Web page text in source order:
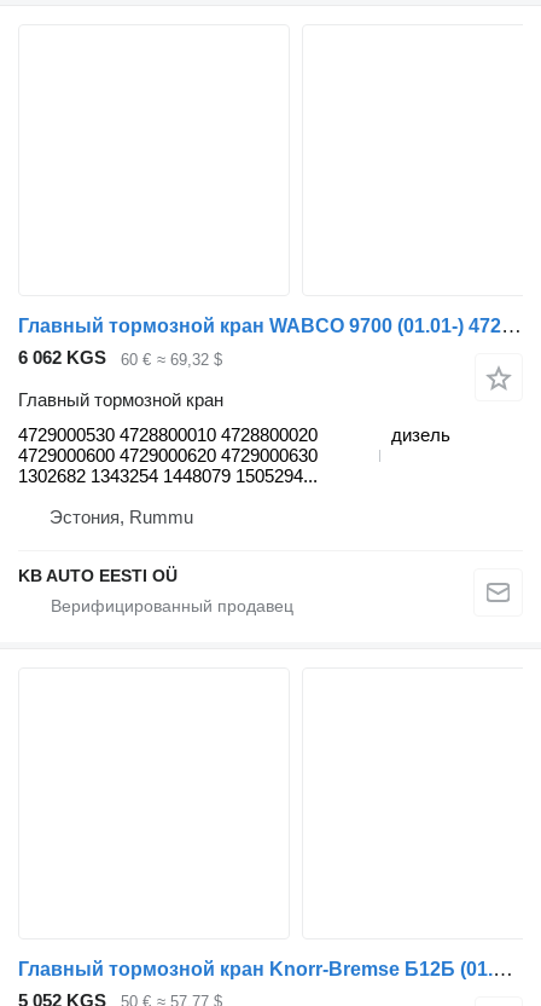
Главный тормозной кран WABCO 9700 (01.01-) 4729000530 для автобуса Volvo 7700-9900 bus (1999-)
6 062 KGS 60 € ≈ 69,32 $
Главный тормозной кран
4729000530 4728800010 4728800020
4729000600 4729000620 4729000630
1302682 1343254 1448079 1505294...
дизель
Эстония, Rummu
KB AUTO EESTI OÜ
Главный тормозной кран Knorr-Bremse Б12Б (01.97-12.11) 0501100035 для автобуса Volvo B6, B7, B9, B10, B12 bus (1978-2011)
5 052 KGS 50 € ≈ 57,77 $